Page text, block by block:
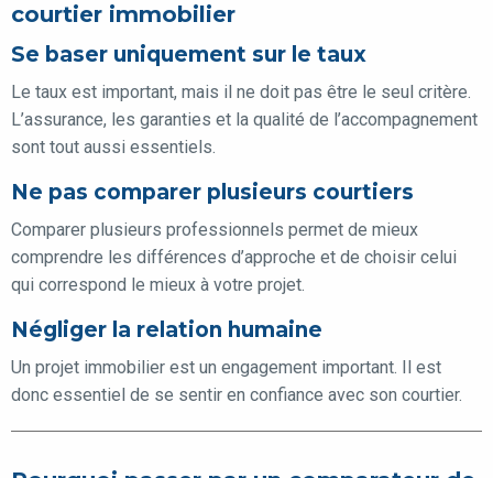
courtier immobilier
Se baser uniquement sur le taux
Le taux est important, mais il ne doit pas être le seul critère.
L’assurance, les garanties et la qualité de l’accompagnement
sont tout aussi essentiels.
Ne pas comparer plusieurs courtiers
Comparer plusieurs professionnels permet de mieux
comprendre les différences d’approche et de choisir celui
qui correspond le mieux à votre projet.
Négliger la relation humaine
Un projet immobilier est un engagement important. Il est
donc essentiel de se sentir en confiance avec son courtier.